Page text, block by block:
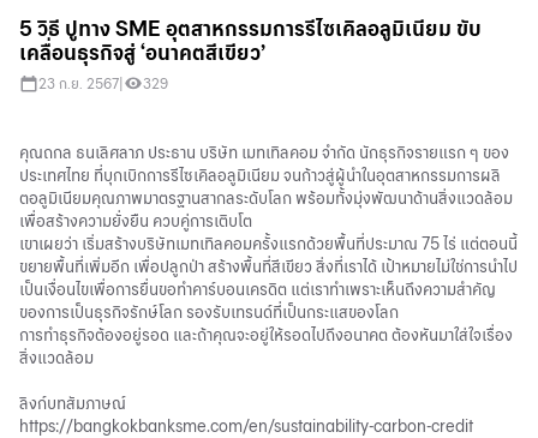
5 วิธี ปูทาง SME อุตสาหกรรมการรีไซเคิลอลูมิเนียม ขับ
เคลื่อนธุรกิจสู่ ‘อนาคตสีเขียว’
23 ก.ย. 2567 329
คุณถกล ธนเลิศลาภ ประธาน บริษัท เมทเทิลคอม จำกัด นักธุรกิจรายแรก ๆ ของ
ประเทศไทย ที่บุกเบิกการรีไซเคิลอลูมิเนียม จนก้าวสู่ผู้นำในอุตสาหกรรมการผลิ
ตอลูมิเนียมคุณภาพมาตรฐานสากลระดับโลก พร้อมทั้งมุ่งพัฒนาด้านสิ่งแวดล้อม
เพื่อสร้างความยั่งยืน ควบคู่การเติบโต
เขาเผยว่า เริ่มสร้างบริษัทเมทเทิลคอมครั้งแรกด้วยพื้นที่ประมาณ 75 ไร่ แต่ตอนนี้
ขยายพื้นที่เพิ่มอีก เพื่อปลูกป่า สร้างพื้นที่สีเขียว สิ่งที่เราได้ เป้าหมายไม่ใช่การนำไป
เป็นเงื่อนไขเพื่อการยื่นขอทำคาร์บอนเครดิต แต่เราทำเพราะเห็นถึงความสำคัญ
ของการเป็นธุรกิจรักษ์โลก รองรับเทรนด์ที่เป็นกระแสของโลก
การทำธุรกิจต้องอยู่รอด และถ้าคุณจะอยู่ให้รอดไปถึงอนาคต ต้องหันมาใส่ใจเรื่อง
สิ่งแวดล้อม
ลิงก์บทสัมภาษณ์
https://bangkokbanksme.com/en/sustainability-carbon-credit